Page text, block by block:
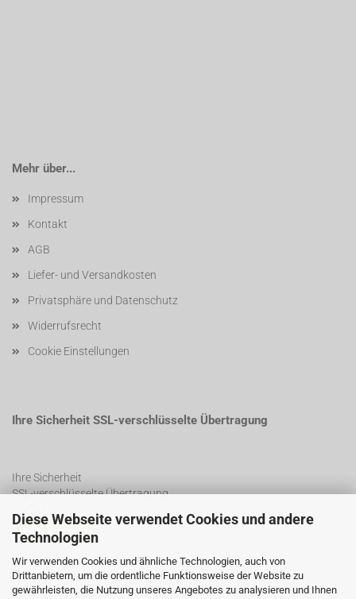
Diese Webseite verwendet Cookies und andere
Technologien
Wir verwenden Cookies und ähnliche Technologien, auch von
Drittanbietern, um die ordentliche Funktionsweise der Website zu
gewährleisten, die Nutzung unseres Angebotes zu analysieren und Ihnen
Mehr über...
Impressum
Kontakt
AGB
Liefer- und Versandkosten
Privatsphäre und Datenschutz
Widerrufsrecht
Cookie Einstellungen
Ihre Sicherheit SSL-verschlüsselte Übertragung
Ihre Sicherheit
SSL-verschlüsselte Übertragung
SSL Certificate